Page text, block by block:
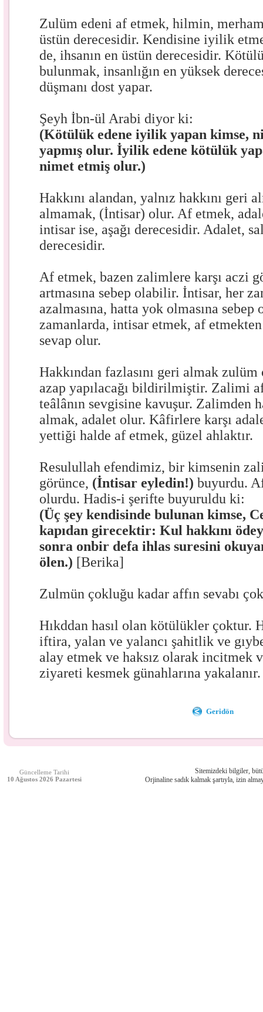
Zulüm edeni af etmek, hilmin,
üstün derecesidir. Kendisine iyilik
de, ihsanın en üstün derecesidir.
bulunmak, insanlığın en yüksek
düşmanı dost yapar.
Şeyh İbn-ül Arabi diyor ki:
(Kötülük edene iyilik yapan kimse,
yapmış olur. İyilik edene kötülük
nimet etmiş olur.)
Hakkını alandan, yalnız hakkını geri
almamak, (İntisar) olur. Af etmek,
intisar ise, aşağı derecesidir. Adalet,
derecesidir.
Af etmek, bazen zalimlere karşı aczi
artmasına sebep olabilir. İntisar, her
azalmasına, hatta yok olmasına
zamanlarda, intisar etmek, af
sevap olur.
Hakkından fazlasını geri almak
azap yapılacağı bildirilmiştir. Zalimi
teâlânın sevgisine kavuşur. Zalimden
almak, adalet olur. Kâfirlere karşı
yettiği halde af etmek, güzel ahlaktır.
Resulullah efendimiz, bir kimsenin
görünce, (İntisar eyledin!) buyurdu.
olurdu. Hadis-i şerifte buyuruldu ki:
(Üç şey kendisinde bulunan kimse,
kapıdan girecektir: Kul hakkını
sonra onbir defa ihlas suresini
ölen.) [Berika]
Zulmün çokluğu kadar affın sevabı
Hıkddan hasıl olan kötülükler çoktur.
iftira, yalan ve yalancı şahitlik ve
alay etmek ve haksız olarak incitmek
ziyareti kesmek günahlarına yakalanır.
Geridön
Güncelleme Tarihi
10 Ağustos 2026 Pazartesi
Sitemizdeki bilgiler,
Orjinaline sadık kalmak şartıyla, izin